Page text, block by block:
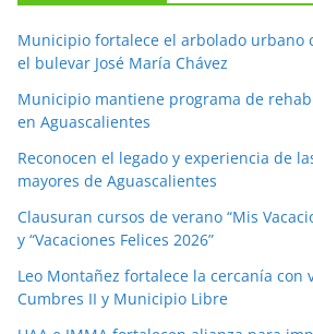
Municipio fortalece el arbolado urbano
el bulevar José María Chávez
Municipio mantiene programa de
en Aguascalientes
Reconocen el legado y experiencia de
mayores de Aguascalientes
Clausuran cursos de verano “Mis
y “Vacaciones Felices 2026”
Leo Montañez fortalece la cercanía con
Cumbres II y Municipio Libre